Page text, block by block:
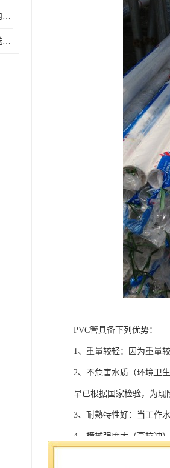
越秀区伟星排水管总代理 内部表面光滑 大功率 效率高
惠州永高给水管哪家好 输送能力强 方便施工和运输
PVC管具备下列优势：
1、重量较轻：因为重量
2、不危害水质（环境卫
早已根据国家检验，为现
3、耐熟特性好：当工作
4、横械强度大（高抗冲